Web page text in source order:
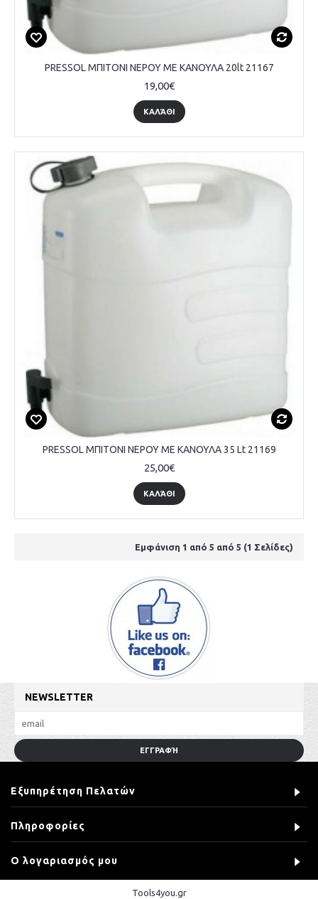
PRESSOL ΜΠΙΤΟΝΙ ΝΕΡΟΥ ΜΕ ΚΑΝΟΥΛΑ 20lt 21167
19,00€
ΚΑΛΆΘΙ
PRESSOL ΜΠΙΤΟΝΙ ΝΕΡΟΥ ΜΕ ΚΑΝΟΥΛΑ 35 Lt 21169
25,00€
ΚΑΛΆΘΙ
Εμφάνιση 1 από 5 από 5 (1 Σελίδες)
NEWSLETTER
ΕΓΓΡΑΦΉ
Εξυπηρέτηση Πελατών
Πληροφορίες
Ο λογαριασμός μου
Tools4you.gr